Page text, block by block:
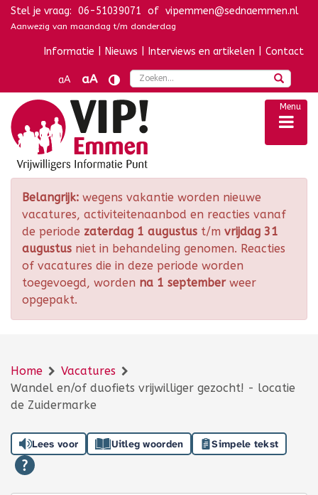
Navigatie overslaan
Stel je vraag: 06-51039071 of vipemmen@sednaemmen.nl
Aanwezig van maandag t/m donderdag
Informatie Nieuws Interviews en artikelen Contact
aA aA
Menu
Belangrijk: wegens vakantie worden nieuwe
vacatures, activiteitenaanbod en reacties vanaf
de periode zaterdag 1 augustus t/m vrijdag 31
augustus niet in behandeling genomen. Reacties
of vacatures die in deze periode worden
toegevoegd, worden na 1 septemberweer
opgepakt.
Home
Vacatures
Wandel en/of duofiets vrijwilliger gezocht! - locatie
de Zuidermarke
Lees voor Uitleg woorden Simpele tekst